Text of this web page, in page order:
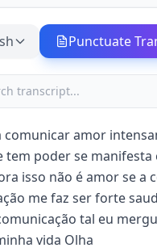
Punctuate
comunicar amor
tem poder se manifesta
isso não é amor se a
me faz ser forte
tal eu
vida Olha